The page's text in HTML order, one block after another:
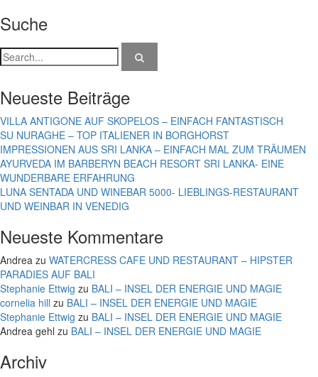
Suche
Neueste Beiträge
VILLA ANTIGONE AUF SKOPELOS – EINFACH FANTASTISCH
SU NURAGHE – TOP ITALIENER IN BORGHORST
IMPRESSIONEN AUS SRI LANKA – EINFACH MAL ZUM TRÄUMEN
AYURVEDA IM BARBERYN BEACH RESORT SRI LANKA- EINE
WUNDERBARE ERFAHRUNG
LUNA SENTADA UND WINEBAR 5000- LIEBLINGS-RESTAURANT
UND WEINBAR IN VENEDIG
Neueste Kommentare
Andrea zu WATERCRESS CAFE UND RESTAURANT – HIPSTER
PARADIES AUF BALI
Stephanie Ettwig zu BALI – INSEL DER ENERGIE UND MAGIE
cornelia hill zu BALI – INSEL DER ENERGIE UND MAGIE
Stephanie Ettwig zu BALI – INSEL DER ENERGIE UND MAGIE
Andrea gehl zu BALI – INSEL DER ENERGIE UND MAGIE
Archiv